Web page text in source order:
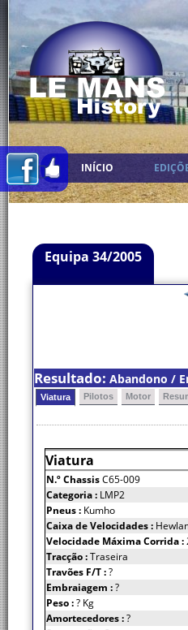
INÍCIO
Equipa 34/2005
Resultado: Abandono /
Viatura Pilotos Motor
Viatura
N.º ChassisC65-009
Categoria : LMP2
Pneus : Kumho
Caixa de Velocidades :
Velocidade Máxima Corrida :
Tracção :Traseira
Travões F/T :?
Embraiagem :?
Peso :? Kg
Amortecedores :?